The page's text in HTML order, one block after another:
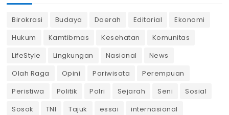
Birokrasi Budaya Daerah Editorial
Ekonomi
Hukum
Kamtibmas Kesehatan
Komunitas
LifeStyle
Lingkungan Nasional
News
Olah Raga
Opini Pariwisata
Perempuan
Peristiwa
Politik Polri Sejarah Seni
Sosial
Sosok
TNI Tajuk essai
internasional